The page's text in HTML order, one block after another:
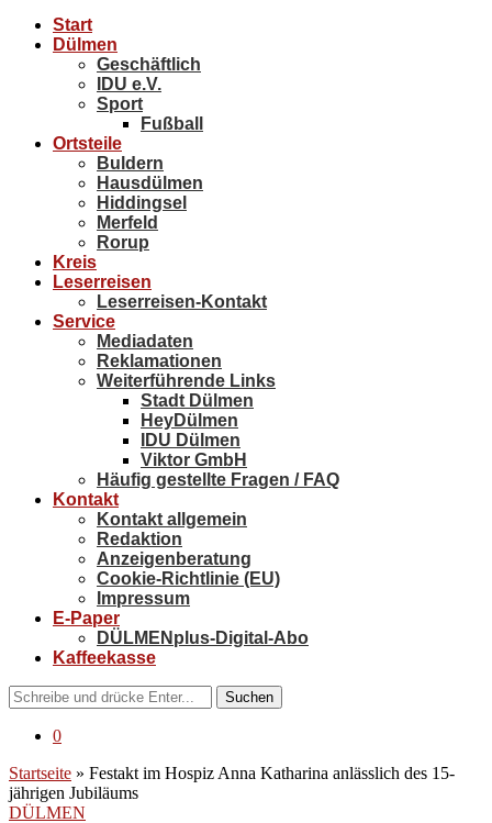
Start
Dülmen
Geschäftlich
IDU e.V.
Sport
Fußball
Ortsteile
Buldern
Hausdülmen
Hiddingsel
Merfeld
Rorup
Kreis
Leserreisen
Leserreisen-Kontakt
Service
Mediadaten
Reklamationen
Weiterführende Links
Stadt Dülmen
HeyDülmen
IDU Dülmen
Viktor GmbH
Häufig gestellte Fragen / FAQ
Kontakt
Kontakt allgemein
Redaktion
Anzeigenberatung
Cookie-Richtlinie (EU)
Impressum
E-Paper
DÜLMENplus-Digital-Abo
Kaffeekasse
Suchen
0
Startseite » Festakt im Hospiz Anna Katharina anlässlich des 15-
jährigen Jubiläums
DÜLMEN